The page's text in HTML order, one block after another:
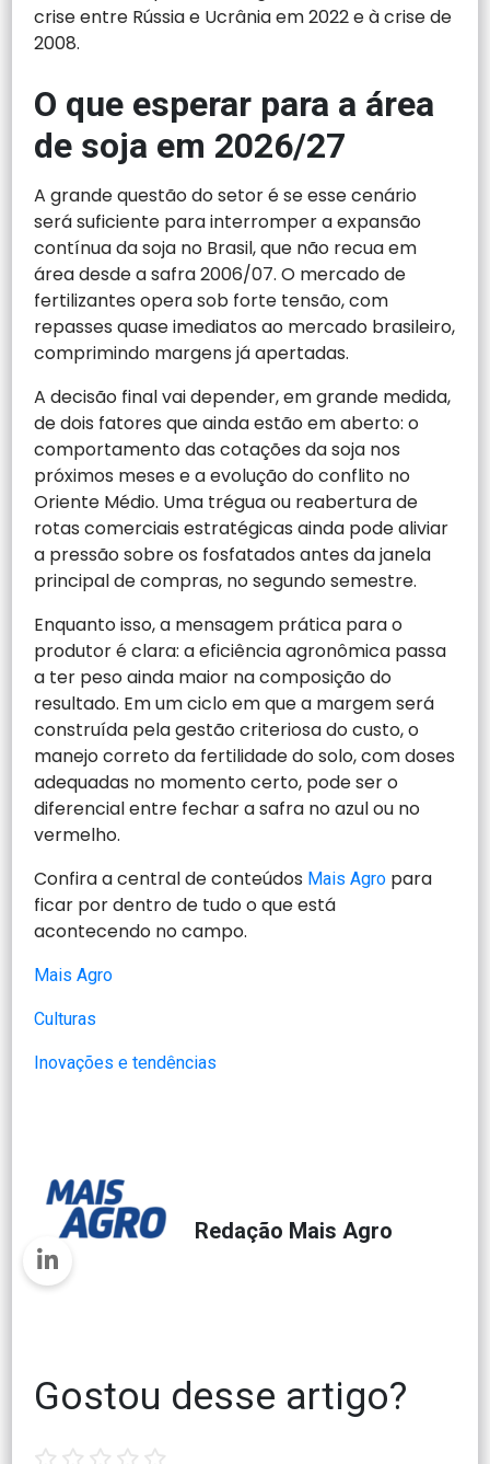
crise entre Rússia e Ucrânia em 2022 e à crise de
2008.
O que esperar para a área
de soja em 2026/27
A grande questão do setor é se esse cenário
será suficiente para interromper a expansão
contínua da soja no Brasil, que não recua em
área desde a safra 2006/07. O mercado de
fertilizantes opera sob forte tensão, com
repasses quase imediatos ao mercado brasileiro,
comprimindo margens já apertadas.
A decisão final vai depender, em grande medida,
de dois fatores que ainda estão em aberto: o
comportamento das cotações da soja nos
próximos meses e a evolução do conflito no
Oriente Médio. Uma trégua ou reabertura de
rotas comerciais estratégicas ainda pode aliviar
a pressão sobre os fosfatados antes da janela
principal de compras, no segundo semestre.
Enquanto isso, a mensagem prática para o
produtor é clara: a eficiência agronômica passa
a ter peso ainda maior na composição do
resultado. Em um ciclo em que a margem será
construída pela gestão criteriosa do custo, o
manejo correto da fertilidade do solo, com doses
adequadas no momento certo, pode ser o
diferencial entre fechar a safra no azul ou no
vermelho.
Confira a central de conteúdos Mais Agro para
ficar por dentro de tudo o que está
acontecendo no campo.
Mais Agro
Culturas
Inovações e tendências
Redação Mais Agro
Gostou desse artigo?
star stars stars stars stars